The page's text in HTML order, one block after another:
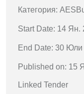
Категория:
Start Date: 14 Ян.
End Date: 30 Юли
Published on: 15
Linked Tender